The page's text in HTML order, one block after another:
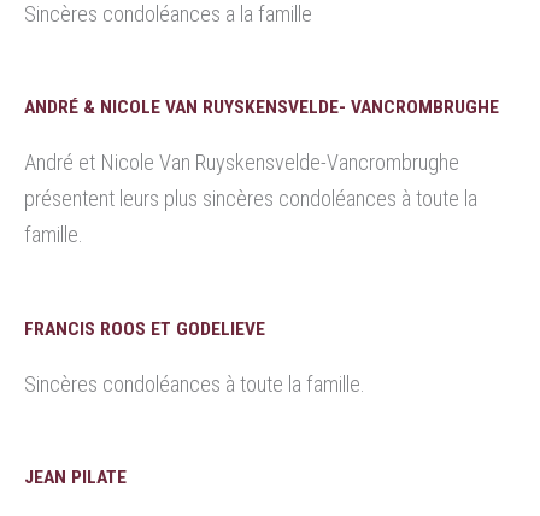
Sincères condoléances a la famille
ANDRÉ & NICOLE VAN RUYSKENSVELDE- VANCROMBRUGHE
André et Nicole Van Ruyskensvelde-Vancrombrughe
présentent leurs plus sincères condoléances à toute la
famille.
FRANCIS ROOS ET GODELIEVE
Sincères condoléances à toute la famille.
JEAN PILATE